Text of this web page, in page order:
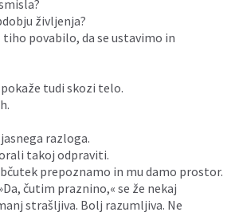
življenja?
povabilo, da se ustavimo in
tudi skozi telo.
razloga.
takoj odpraviti.
prepoznamo in mu damo prostor.
čutim praznino,« se že nekaj
strašljiva. Bolj razumljiva. Ne